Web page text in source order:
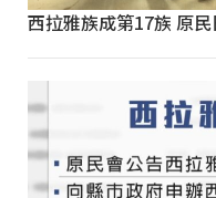
西拉雅族成第17族 原